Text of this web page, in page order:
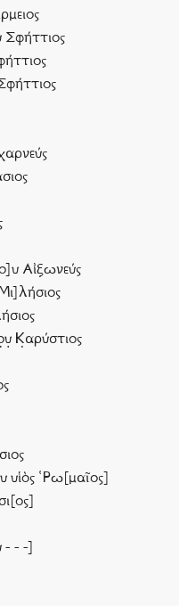
Αἰξωνεύς
Κ̣αρύστιος
῾Ρω[μαῖος]
- - -]